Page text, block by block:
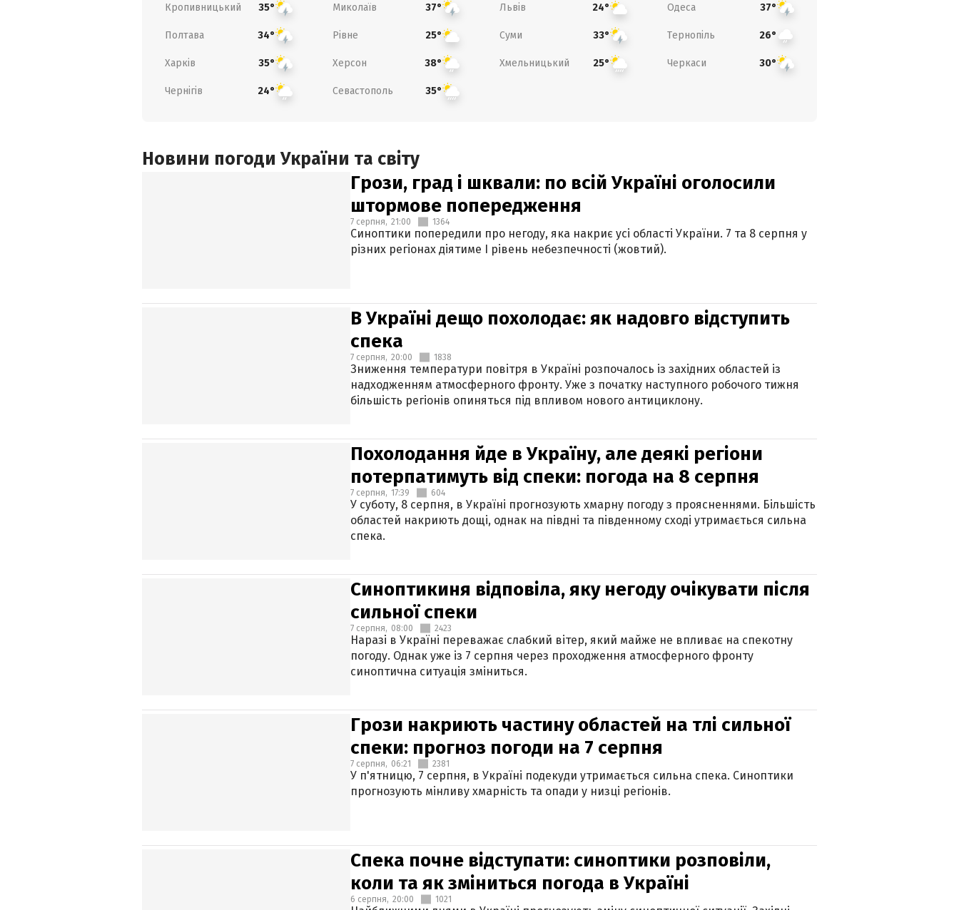
Кропивницький 35° Миколаїв 37° Львів 24° Одеса 37°
Полтава 34° Рівне 25° Суми 33° Тернопіль 26°
Харків 35° Херсон 38° Хмельницький 25° Черкаси 30°
Чернігів 24° Севастополь 35°
Новини погоди України та світу
Грози, град і шквали: по всій Україні оголосили
штормове попередження
7 серпня, 21:00 1364
Синоптики попередили про негоду, яка накриє усі області України. 7 та 8 серпня у
різних регіонах діятиме І рівень небезпечності (жовтий).
В Україні дещо похолодає: як надовго відступить
спека
7 серпня, 20:00 1838
Зниження температури повітря в Україні розпочалось із західних областей із
надходженням атмосферного фронту. Уже з початку наступного робочого тижня
більшість регіонів опиняться під впливом нового антициклону.
Похолодання йде в Україну, але деякі регіони
потерпатимуть від спеки: погода на 8 серпня
7 серпня, 17:39 604
У суботу, 8 серпня, в Україні прогнозують хмарну погоду з проясненнями. Більшість
областей накриють дощі, однак на півдні та південному сході утримається сильна
спека.
Синоптикиня відповіла, яку негоду очікувати після
сильної спеки
7 серпня, 08:00 2423
Наразі в Україні переважає слабкий вітер, який майже не впливає на спекотну
погоду. Однак уже із 7 серпня через проходження атмосферного фронту
синоптична ситуація зміниться.
Грози накриють частину областей на тлі сильної
спеки: прогноз погоди на 7 серпня
7 серпня, 06:21 2381
У п'ятницю, 7 серпня, в Україні подекуди утримається сильна спека. Синоптики
прогнозують мінливу хмарність та опади у низці регіонів.
Спека почне відступати: синоптики розповіли,
коли та як зміниться погода в Україні
6 серпня, 20:00 1021